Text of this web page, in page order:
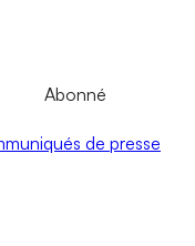
Abonné
de presse